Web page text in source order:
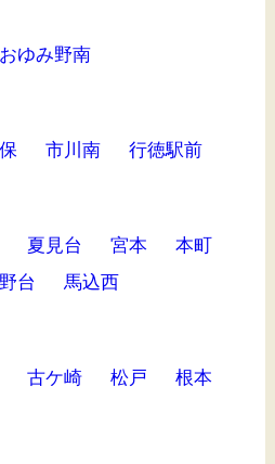
おゆみ野南
市川南 行徳駅前
夏見台 宮本
本町
台 馬込西
古ケ崎 松戸 根本